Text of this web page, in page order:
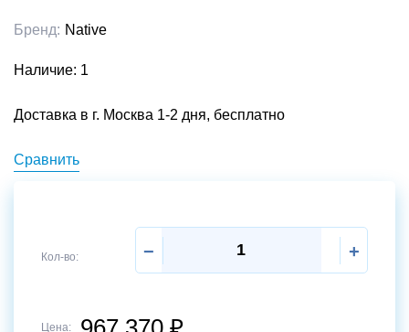
Бренд: Native
Наличие: 1
Доставка в г. Москва 1-2 дня, бесплатно
Сравнить
Кол-во: − +
Цена: